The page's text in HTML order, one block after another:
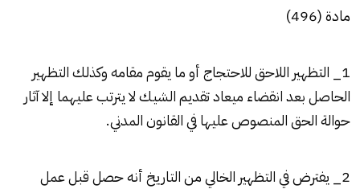
مادة (496)
1_ التظهير اللاحق للاحتجاج أو ما يقوم مقامه وكذلك التظهير
الحاصل بعد انقضاء ميعاد تقديم الشيك لا يترتب عليهما إلا آثار
حوالة الحق المنصوص عليها في القانون المدني.
2_ يفترض في التظهير الخالي من التاريخ أنه حصل قبل عمل